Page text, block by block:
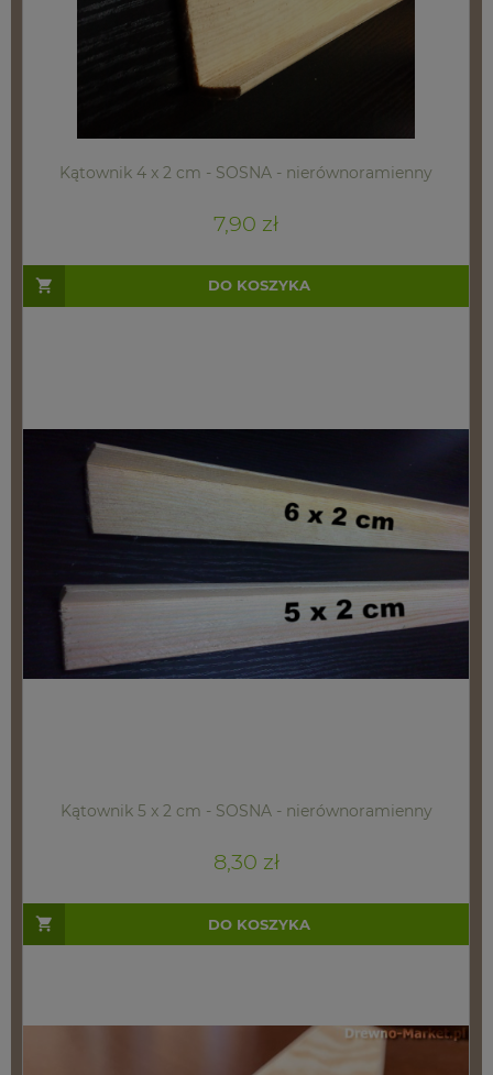
Kątownik 4 x 2 cm - SOSNA - nierównoramienny
7,90 zł
DO KOSZYKA
Kątownik 5 x 2 cm - SOSNA - nierównoramienny
8,30 zł
DO KOSZYKA